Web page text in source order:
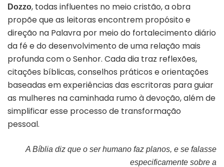
Dozzo, todas influentes no meio cristão, a obra
propõe que as leitoras encontrem propósito e
direção na Palavra por meio do fortalecimento diário
da fé e do desenvolvimento de uma relação mais
profunda com o Senhor. Cada dia traz reflexões,
citações bíblicas, conselhos práticos e orientações
baseadas em experiências das escritoras para guiar
as mulheres na caminhada rumo à devoção, além de
simplificar esse processo de transformação
pessoal.
A Bíblia diz que o ser humano faz planos, e se falasse
especificamente sobre a